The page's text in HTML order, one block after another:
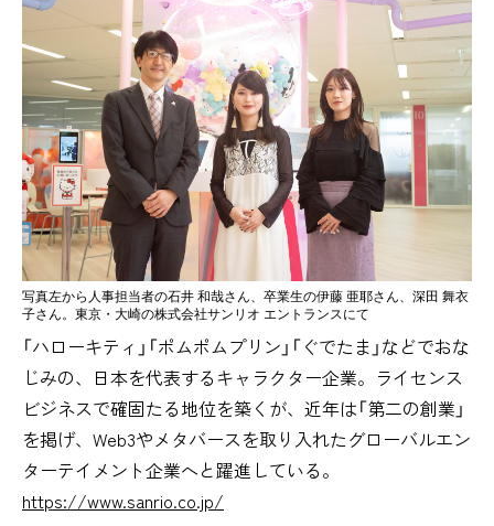
写真左から人事担当者の石井 和哉さん、卒業生の伊藤 亜耶さん、深田 舞衣
子さん。東京・大崎の株式会社サンリオ エントランスにて
「ハローキティ」「ポムポムプリン」「ぐでたま」などでおな
じみの、日本を代表するキャラクター企業。ライセンス
ビジネスで確固たる地位を築くが、近年は「第二の創業」
を掲げ、Web3やメタバースを取り入れたグローバルエン
ターテイメント企業へと躍進している。
https://www.sanrio.co.jp/